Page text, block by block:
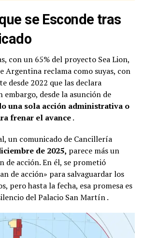
se Esconde tras
con un 65% del proyecto Sea Lion,
Argentina reclama como suyas, con
desde 2022 que las declara
embargo, desde la asunción de
una sola acción administrativa o
frenar el avance.
un comunicado de Cancillería
de 2025, parece más un
de acción. En él, se prometió
de acción» para salvaguardar los
pero hasta la fecha, esa promesa es
del Palacio San Martín.